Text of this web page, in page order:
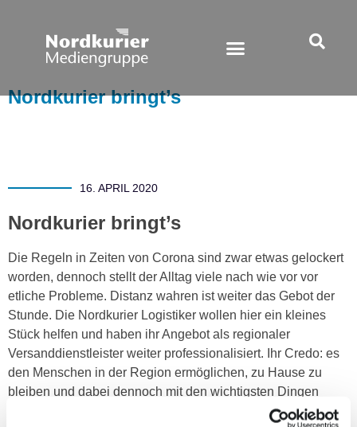
Nordkurier bringt’s
16. APRIL 2020
Nordkurier bringt’s
Die Regeln in Zeiten von Corona sind zwar etwas gelockert
worden, dennoch stellt der Alltag viele nach wie vor vor
etliche Probleme. Distanz wahren ist weiter das Gebot der
Stunde. Die Nordkurier Logistiker wollen hier ein kleines
Stück helfen und haben ihr Angebot als regionaler
Versanddienstleister weiter professionalisiert. Ihr Credo: es
den Menschen in der Region ermöglichen, zu Hause zu
bleiben und dabei dennoch mit den wichtigsten Dingen
www.nordkurier-